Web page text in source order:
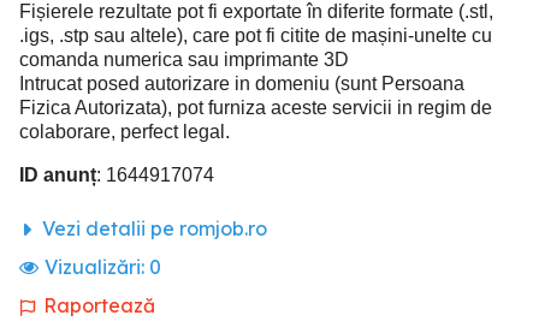
Fișierele rezultate pot fi exportate în diferite formate (.stl,
.igs, .stp sau altele), care pot fi citite de mașini-unelte cu
comanda numerica sau imprimante 3D
Intrucat posed autorizare in domeniu (sunt Persoana
Fizica Autorizata), pot furniza aceste servicii in regim de
colaborare, perfect legal.
ID anunț: 1644917074
Vezi detalii pe romjob.ro
Vizualizări: 0
Raportează